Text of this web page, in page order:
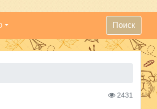
Поиск
2431